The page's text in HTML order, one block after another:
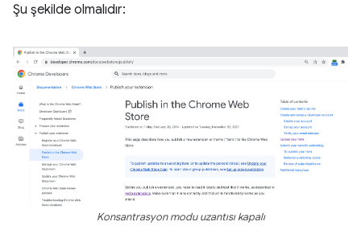
Şu şekilde olmalıdır:
Konsantrasyon modu uzantısı kapalı